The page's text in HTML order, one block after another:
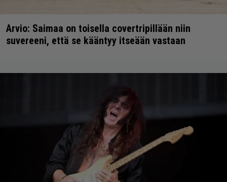
Arvio: Saimaa on toisella covertripillään niin
suvereeni, että se kääntyy itseään vastaan